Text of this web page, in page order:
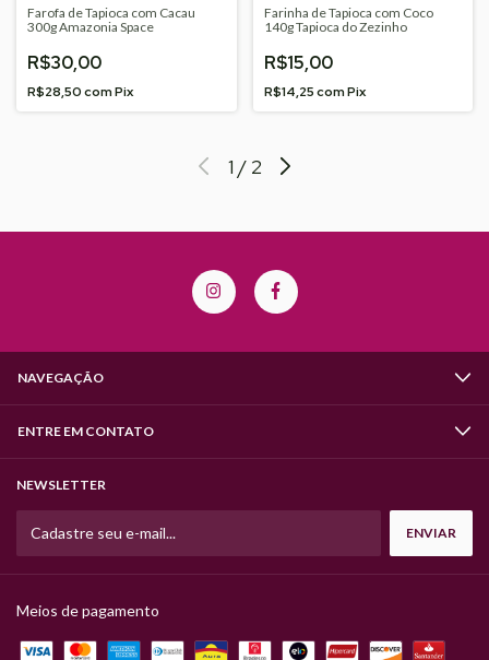
Farofa de Tapioca com Cacau
300g Amazonia Space
R$30,00
R$28,50comPix
Farinha de Tapioca com Coco
140g Tapioca do Zezinho
R$15,00
R$14,25comPix
1 / 2
NAVEGAÇÃO
ENTRE EM CONTATO
NEWSLETTER
Meios de pagamento